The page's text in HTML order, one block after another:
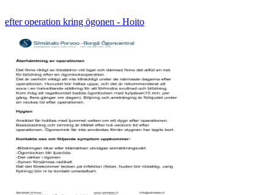
efter operation kring ögonen - Hoito